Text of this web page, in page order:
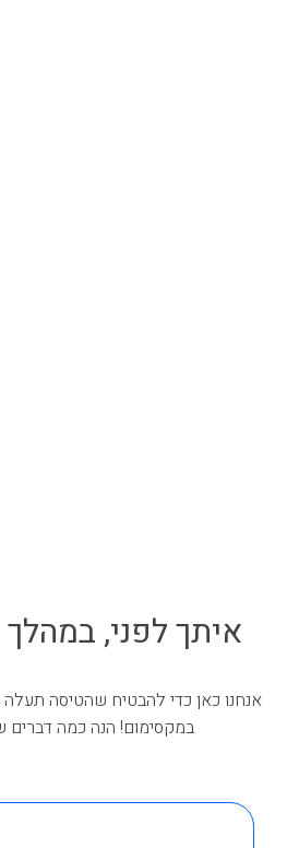
איתך לפני, במהלך
אנחנו כאן כדי להבטיח שהטיסה תעלה
במקסימום! הנה כמה דברים